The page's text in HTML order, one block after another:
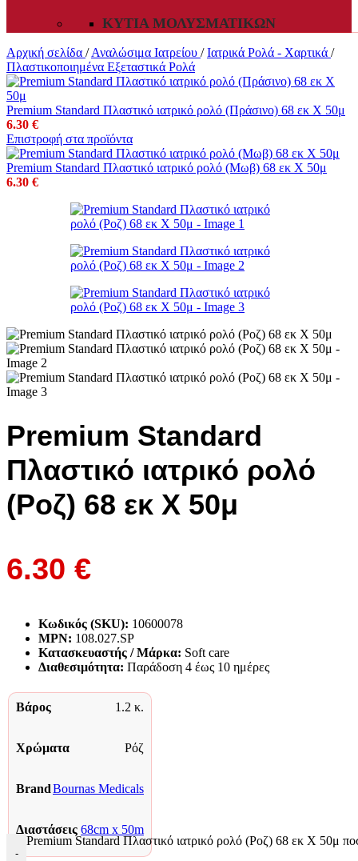
ΚΥΤΊΑ ΜΟΛΥΣΜΑΤΙΚΏΝ
Αρχική σελίδα / Αναλώσιμα Ιατρείου / Ιατρικά Ρολά - Χαρτικά /
Πλαστικοποιημένα Εξεταστικά Ρολά
Premium Standard Πλαστικό ιατρικό ρολό (Πράσινο) 68 εκ Χ 50μ
6.30 €
Επιστροφή στα προϊόντα
Premium Standard Πλαστικό ιατρικό ρολό (Μωβ) 68 εκ Χ 50μ
6.30 €
Premium Standard
Πλαστικό ιατρικό ρολό
(Ροζ) 68 εκ Χ 50μ
6.30 €
Κωδικός (SKU): 10600078
MPN: 108.027.SP
Κατασκευαστής / Μάρκα: Soft care
Διαθεσιμότητα: Παράδoση 4 έως 10 ημέρες
Βάρος 1.2 κ.
Χρώματα Ρόζ
BrandBournas Medicals
Διαστάσεις 68cm x 50m
-
Premium Standard Πλαστικό ιατρικό ρολό (Ροζ) 68 εκ Χ 50μ